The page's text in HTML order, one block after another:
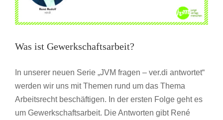
Was ist Gewerkschaftsarbeit?
In unserer neuen Serie „JVM fragen – ver.di antwortet“
werden wir uns mit Themen rund um das Thema
Arbeitsrecht beschäftigen. In der ersten Folge geht es
um Gewerkschaftsarbeit. Die Antworten gibt René